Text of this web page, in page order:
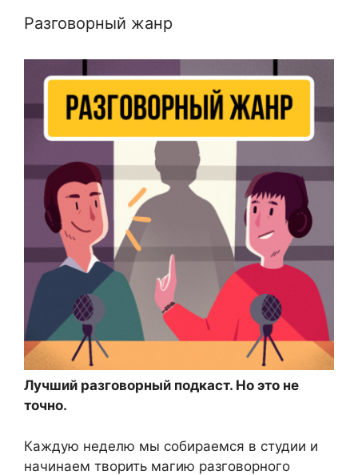
Разговорный жанр
Лучший разговорный подкаст. Но это не
точно.
Каждую неделю мы собираемся в студии и
начинаем творить магию разговорного